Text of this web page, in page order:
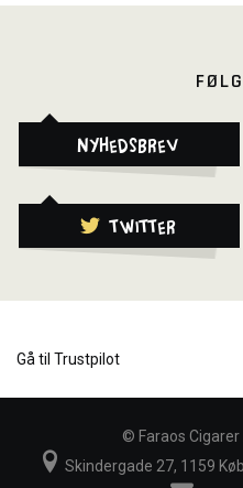
Nyhedsbrev
Twitter
Gå til Trustpilot
© Faraos
Skindergade 27, 1159